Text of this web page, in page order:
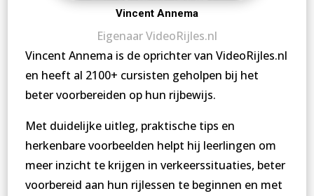
Vincent Annema
Eigenaar VideoRijles.nl
Vincent Annema is de oprichter van VideoRijles.nl
en heeft al 2100+ cursisten geholpen bij het
beter voorbereiden op hun rijbewijs.
Met duidelijke uitleg, praktische tips en
herkenbare voorbeelden helpt hij leerlingen om
meer inzicht te krijgen in verkeerssituaties, beter
voorbereid aan hun rijlessen te beginnen en met